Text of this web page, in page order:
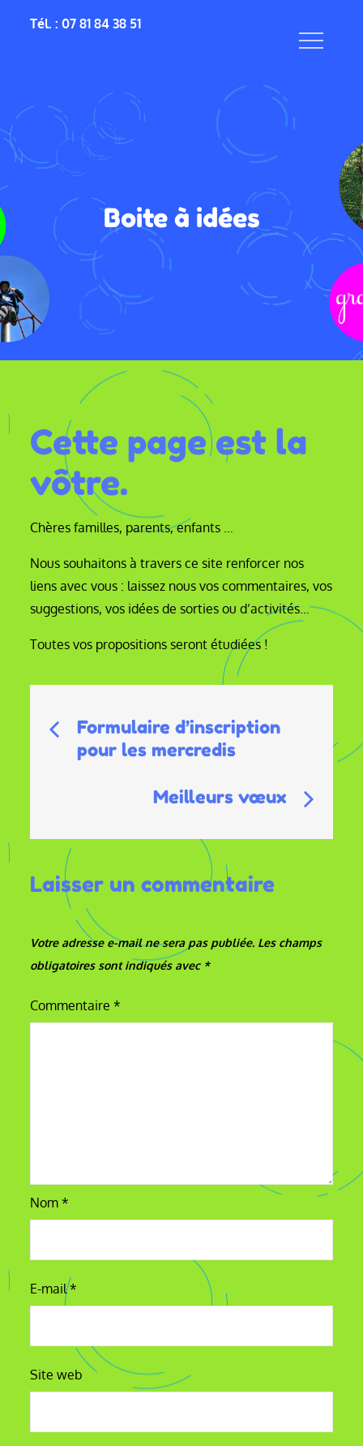
Tél. : 07 81 84 38 51
Boite à idées
Cette page est la
vôtre.
Chères familles, parents, enfants …
Nous souhaitons à travers ce site renforcer nos
liens avec vous : laissez nous vos commentaires, vos
suggestions, vos idées de sorties ou d’activités…
Toutes vos propositions seront étudiées !
Navigation
de
l’article
Formulaire d’inscription
pour les mercredis
Meilleurs vœux
Laisser un commentaire
Votre adresse e-mail ne sera pas publiée. Les champs
obligatoires sont indiqués avec *
Commentaire*
Nom*
E-mail*
Site web